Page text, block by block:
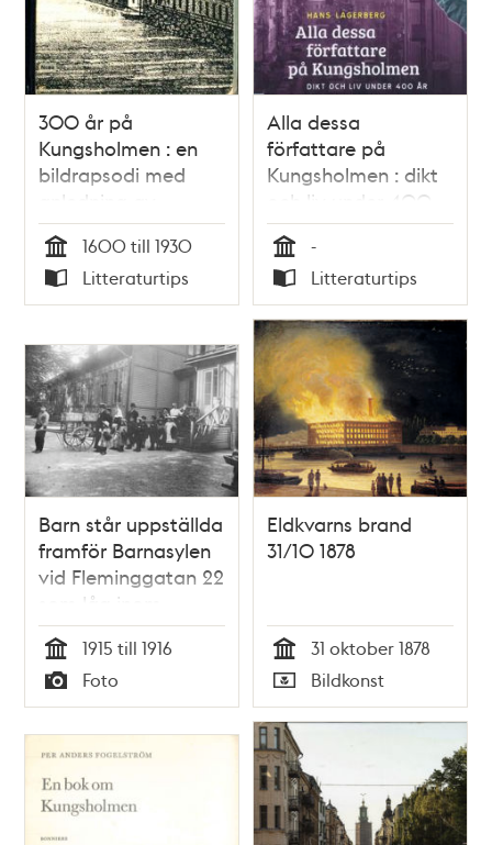
300 år på
Kungsholmen : en
bildrapsodi med
anledning av
Kungsholms
församlings 300-
årsjubileum 1972 /
Per Anders
Tid
1600 till 1930
Typ
Litteraturtips
Alla dessa
författare på
Kungsholmen : dikt
och liv under 400
år / Hans Lagerberg
Tid
-
Typ
Litteraturtips
Barn står uppställda
framför Barnasylen
vid Fleminggatan 22
som låg inom
området för
Stockholms
Allmänna
försörjningsinrättning,
kallad Grubbens.
Tid
1915 till 1916
Typ
Foto
Eldkvarns brand
31/10 1878
Tid
31 oktober 1878
Typ
Bildkonst